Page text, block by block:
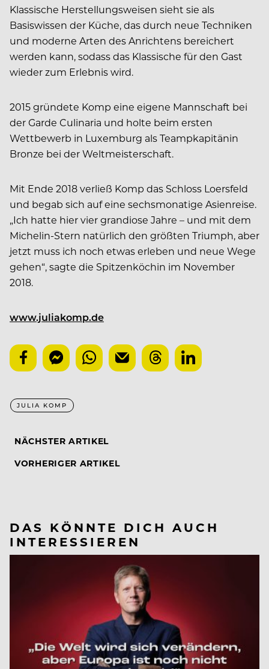
Klassische Herstellungsweisen sieht sie als
Basiswissen der Küche, das durch neue Techniken
und moderne Arten des Anrichtens bereichert
werden kann, sodass das Klassische für den Gast
wieder zum Erlebnis wird.
2015 gründete Komp eine eigene Mannschaft bei
der Garde Culinaria und holte beim ersten
Wettbewerb in Luxemburg als Teampkapitänin
Bronze bei der Weltmeisterschaft.
Mit Ende 2018 verließ Komp das Schloss Loersfeld
und begab sich auf eine sechsmonatige Asienreise.
„Ich hatte hier vier grandiose Jahre – und mit dem
Michelin-Stern natürlich den größten Triumph, aber
jetzt muss ich noch etwas erleben und neue Wege
gehen“, sagte die Spitzenköchin im November
2018.
www.juliakomp.de
JULIA KOMP
NÄCHSTER ARTIKEL
VORHERIGER ARTIKEL
DAS KÖNNTE DICH AUCH
INTERESSIEREN